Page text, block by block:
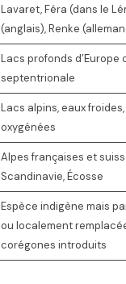
Lavaret, Féra (dans le
(anglais), Renke
Lacs profonds d’Europe
septentrionale
Lacs alpins, eaux
oxygénées
Alpes françaises et
Scandinavie, Écosse
Espèce indigène mais
ou localement
corégones introduits